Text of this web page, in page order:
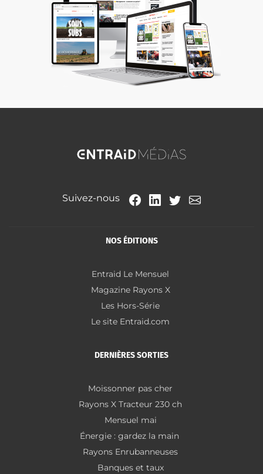
Suivez-nous
NOS ÉDITIONS
Entraid Le Mensuel
Magazine Rayons X
Les Hors-Série
Le site Entraid.com
DERNIÈRES SORTIES
Moissonner pas cher
Rayons X Tracteur 230 ch
Mensuel mai
Énergie : gardez la main
Rayons Enrubanneuses
Banques et taux